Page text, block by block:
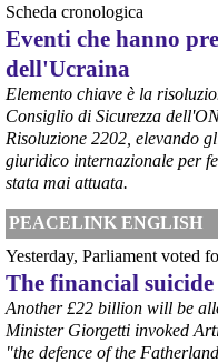
@peacelink
6/8/2026 21:36
giornalerossoblu.it/ex-ilva-sc
il Governo ha annunciato
provvedimento straordinario
economiche e sociali dello
rappresentanze del territorio
#ILVA #Taranto
Scheda cronologica
Eventi che hanno
dell'Ucraina
Elemento chiave è la
Consiglio di Sicurezza
Risoluzione 2202, elevando
giuridico internazionale per
stata mai attuata.
PEACELINK ENGLISH
Yesterday, Parliament voted
The financial
Another £22 billion will be
Minister Giorgetti invoked
"the defence of the